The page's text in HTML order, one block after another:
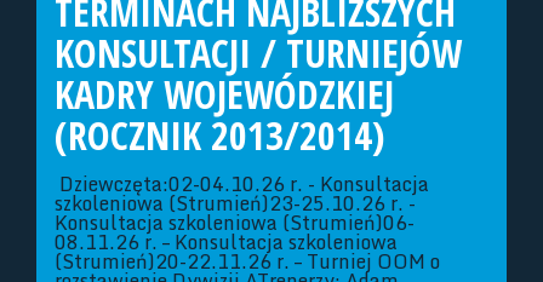
TERMINACH NAJBLIŻSZYCH
KONSULTACJI / TURNIEJÓW
KADRY WOJEWÓDZKIEJ
(ROCZNIK 2013/2014)
Dziewczęta:02-04.10.26 r. - Konsultacja
szkoleniowa (Strumień)23-25.10.26 r. -
Konsultacja szkoleniowa (Strumień)06-
08.11.26 r. – Konsultacja szkoleniowa
(Strumień)20-22.11.26 r. – Turniej OOM o